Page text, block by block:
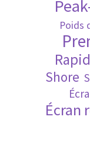
Poids
Shore
Écran